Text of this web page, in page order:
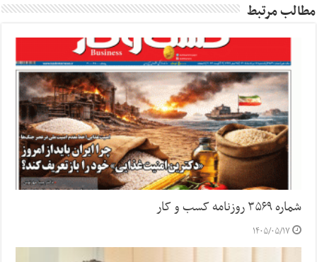
مطالب مرتبط
شماره ۳۵۶۹ روزنامه کسب و کار
۱۴۰۵/۰۵/۱۷